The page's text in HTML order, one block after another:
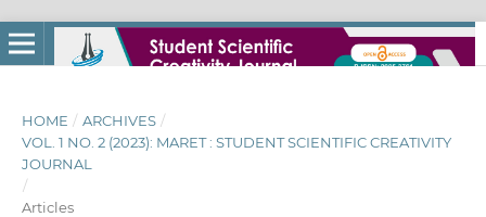
HOME / ARCHIVES /
VOL. 1 NO. 2 (2023): MARET : STUDENT SCIENTIFIC CREATIVITY
JOURNAL
/
Articles